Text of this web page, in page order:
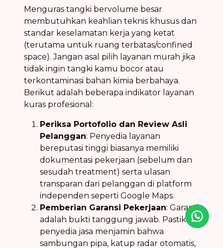
Menguras tangki bervolume besar
membutuhkan keahlian teknis khusus dan
standar keselamatan kerja yang ketat
(terutama untuk ruang terbatas/confined
space). Jangan asal pilih layanan murah jika
tidak ingin tangki kamu bocor atau
terkontaminasi bahan kimia berbahaya.
Berikut adalah beberapa indikator layanan
kuras profesional:
Periksa Portofolio dan Review Asli
Pelanggan: Penyedia layanan
bereputasi tinggi biasanya memiliki
dokumentasi pekerjaan (sebelum dan
sesudah treatment) serta ulasan
transparan dari pelanggan di platform
independen seperti Google Maps.
Pemberian Garansi Pekerjaan: Garansi
adalah bukti tanggung jawab. Pastikan
penyedia jasa menjamin bahwa
sambungan pipa, katup radar otomatis,
Icon